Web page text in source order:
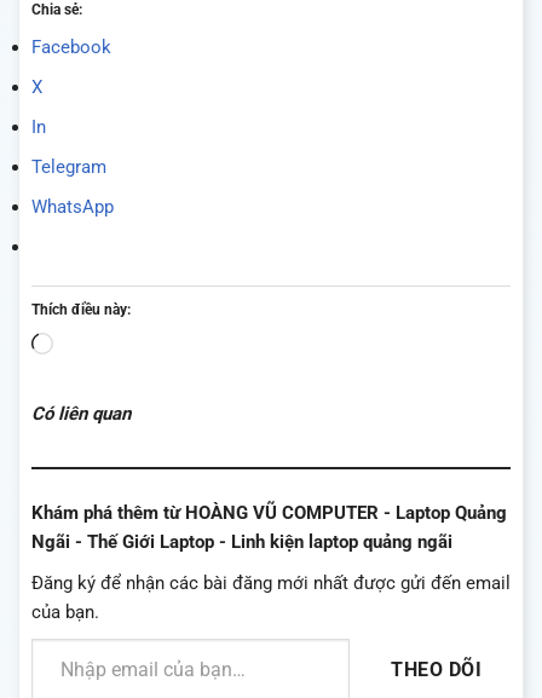
Chia sẻ:
Facebook
X
In
Telegram
WhatsApp
Thích điều này:
Đang
Có liên quan
Khám phá thêm từ HOÀNG VŨ COMPUTER - Laptop Quảng
Ngãi - Thế Giới Laptop - Linh kiện laptop quảng ngãi
Đăng ký để nhận các bài đăng mới nhất được gửi đến email
của bạn.
Nhập email của bạn…
THEO DÕI